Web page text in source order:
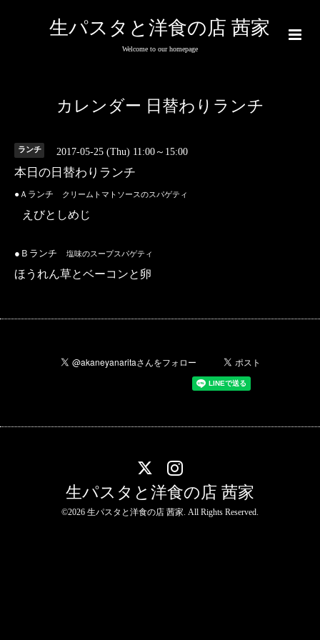
生パスタと洋食の店 茜家
Welcome to our homepage
カレンダー 日替わりランチ
ランチ 2017-05-25 (Thu) 11:00～15:00
本日の日替わりランチ
●Ａランチ クリームトマトソースのスパゲティ
えびとしめじ
●Ｂランチ 塩味のスープスパゲティ
ほうれん草とベーコンと卵
生パスタと洋食の店 茜家
©2026 生パスタと洋食の店 茜家. All Rights Reserved.